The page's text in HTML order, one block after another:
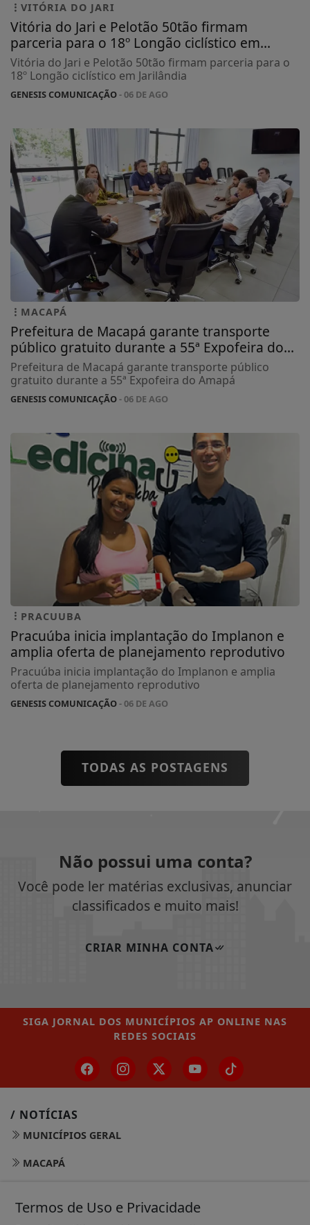
VITÓRIA DO JARI
Vitória do Jari e Pelotão 50tão firmam
parceria para o 18º Longão ciclístico em...
Vitória do Jari e Pelotão 50tão firmam parceria para o
18º Longão ciclístico em Jarilândia
GENESIS COMUNICAÇÃO- 06 DE AGO
MACAPÁ
Prefeitura de Macapá garante transporte
público gratuito durante a 55ª Expofeira do...
Prefeitura de Macapá garante transporte público
gratuito durante a 55ª Expofeira do Amapá
GENESIS COMUNICAÇÃO- 06 DE AGO
PRACUUBA
Pracuúba inicia implantação do Implanon e
amplia oferta de planejamento reprodutivo
Pracuúba inicia implantação do Implanon e amplia
oferta de planejamento reprodutivo
GENESIS COMUNICAÇÃO- 06 DE AGO
TODAS AS POSTAGENS
Não possui uma conta?
Você pode ler matérias exclusivas, anunciar
classificados e muito mais!
CRIAR MINHA CONTA
SIGA JORNAL DOS MUNICÍPIOS AP ONLINE NAS
REDES SOCIAIS
/ NOTÍCIAS
MUNICÍPIOS GERAL
MACAPÁ
Termos de Uso e Privacidade